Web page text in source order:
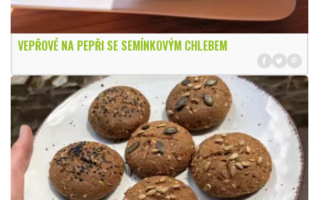
VEPŘOVÉ NA PEPŘI SE SEMÍNKOVÝM CHLEBEM